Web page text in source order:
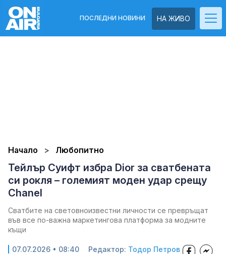
НА ЖИВО
ПОСЛЕДНИ НОВИНИ
Начало Любопитно
Тейлър Суифт избра Dior за сватбената
си рокля – големият моден удар срещу
Chanel
Сватбите на световноизвестни личности се превръщат
във все по-важна маркетингова платформа за модните
къщи
07.07.2026 • 08:40 Редактор: Тодор Петров